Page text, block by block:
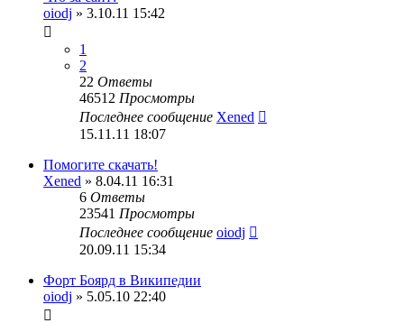
oiodj » 3.10.11 15:42
1
2
22 Ответы
46512 Просмотры
Последнее сообщение Xened
15.11.11 18:07
Помогите скачать!
Xened » 8.04.11 16:31
6 Ответы
23541 Просмотры
Последнее сообщение oiodj
20.09.11 15:34
Форт Боярд в Википедии
oiodj » 5.05.10 22:40